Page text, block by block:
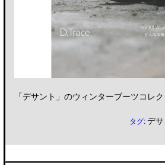
「デサント」のウィンターブーツコレ
タグ:デ